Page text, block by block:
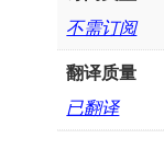
不需订阅
翻译质量
已翻译